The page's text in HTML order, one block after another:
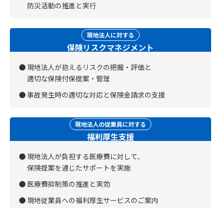
防災活動の推進と実行
現地法人に対する
保険リスクマネジメント
現地法人が抱えるリスクの把握・評価と
適切な保険付保提案・管理
事故発生時の適切な対応と保険金請求の支援
現地法人の従業員に対する
福利厚生支援
現地法人が負担する医療費に対して、
保険提案を通じたサポートを実施
医療費抑制策の推進と実効
現地従業員への福利厚生サービスのご案内